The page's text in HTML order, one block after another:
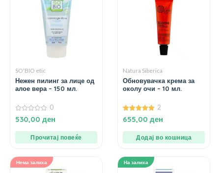
SO'BIO etic
Нежен пилинг за лице од
алое вера – 150 мл.
0
од
0
530,00 ден
Прочитај повеќе
Natura Siberica
Обновувачка крема за
околу очи – 10 мл.
5.00
од 5
2
655,00 ден
Додај во кошница
Нема залиха На залиха